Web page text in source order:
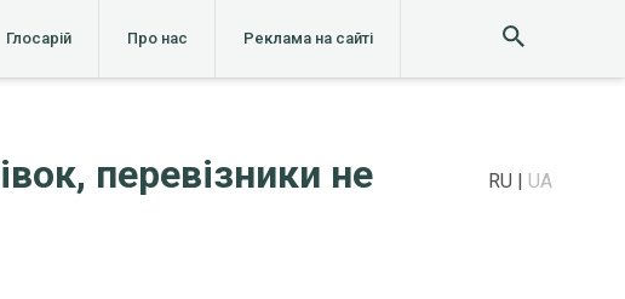
Глосарій Про нас Реклама на сайті
перевізники не
RU UA